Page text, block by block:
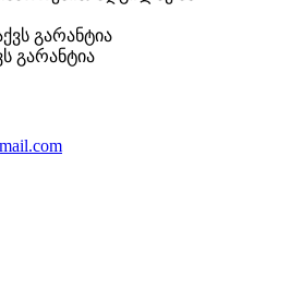
გარანტია